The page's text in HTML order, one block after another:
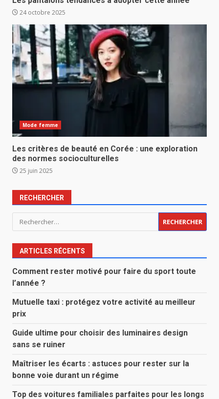
24 octobre 2025
Mode femme
Les critères de beauté en Corée : une exploration
des normes socioculturelles
25 juin 2025
RECHERCHER
Rechercher :
ARTICLES RÉCENTS
Comment rester motivé pour faire du sport toute
l’année ?
Mutuelle taxi : protégez votre activité au meilleur
prix
Guide ultime pour choisir des luminaires design
sans se ruiner
Maîtriser les écarts : astuces pour rester sur la
bonne voie durant un régime
Top des voitures familiales parfaites pour les longs